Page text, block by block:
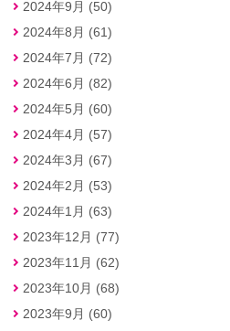
2024年9月 (50)
2024年8月 (61)
2024年7月 (72)
2024年6月 (82)
2024年5月 (60)
2024年4月 (57)
2024年3月 (67)
2024年2月 (53)
2024年1月 (63)
2023年12月 (77)
2023年11月 (62)
2023年10月 (68)
2023年9月 (60)